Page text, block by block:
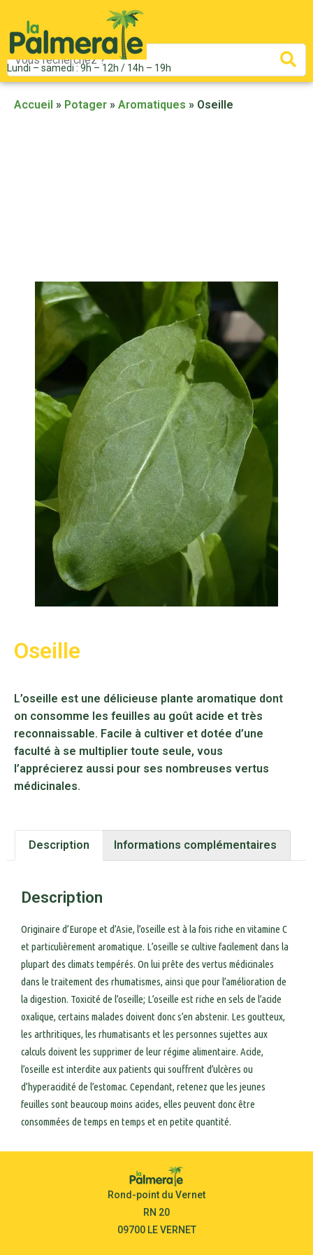
Lundi – samedi : 9h – 12h / 14h – 19h
Mots
clés
:
Accueil » Potager » Aromatiques » Oseille
Oseille
L’oseille est une délicieuse plante aromatique dont
on consomme les feuilles au goût acide et très
reconnaissable. Facile à cultiver et dotée d’une
faculté à se multiplier toute seule, vous
l’apprécierez aussi pour ses nombreuses vertus
médicinales.
Description Informations complémentaires
Description
Originaire d’Europe et d’Asie, l’oseille est à la fois riche en vitamine C
et particulièrement aromatique. L’oseille se cultive facilement dans la
plupart des climats tempérés. On lui prête des vertus médicinales
dans le traitement des rhumatismes, ainsi que pour l’amélioration de
la digestion. Toxicité de l’oseille; L’oseille est riche en sels de l’acide
oxalique, certains malades doivent donc s’en abstenir. Les goutteux,
les arthritiques, les rhumatisants et les personnes sujettes aux
calculs doivent les supprimer de leur régime alimentaire. Acide,
l’oseille est interdite aux patients qui souffrent d’ulcères ou
d’hyperacidité de l’estomac. Cependant, retenez que les jeunes
feuilles sont beaucoup moins acides, elles peuvent donc être
consommées de temps en temps et en petite quantité.
Rond-point du Vernet
RN 20
09700 LE VERNET